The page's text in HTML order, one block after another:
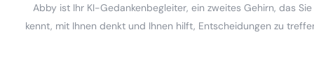
Abby ist Ihr KI-Gedankenbegleiter, ein zweites Gehirn, das Sie
kennt, mit Ihnen denkt und Ihnen hilft, Entscheidungen zu